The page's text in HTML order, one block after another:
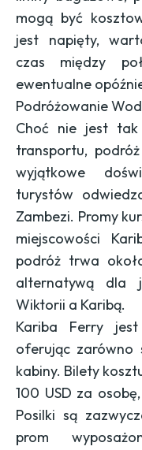
mogą być
jest napięty,
czas między
ewentualne
Podróżowanie
Choć nie jest tak
transportu,
wyjątkowe
turystów
Zambezi. Promy
miejscowości
podróż trwa
alternatywą dla
Wiktorii a Karibą.
Kariba Ferry jest
oferując zarówno
kabiny. Bilety
100 USD za
Posilki są
prom